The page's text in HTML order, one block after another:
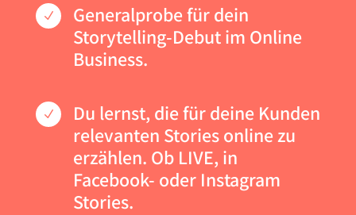
N
Generalprobe für dein
Storytelling-Debut im Online
Business.
N
Du lernst, die für deine Kunden
relevanten Stories online zu
erzählen. Ob LIVE, in
Facebook- oder Instagram
Stories.